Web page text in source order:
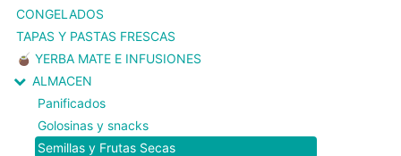
CONGELADOS
TAPAS Y PASTAS FRESCAS
🧉 YERBA MATE E INFUSIONES
ALMACEN
Panificados
Golosinas y snacks
Semillas y Frutas Secas